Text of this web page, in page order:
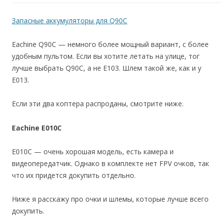
Запасные аккумуляторы для Q90C
Eachine Q90C — немного более мощный вариант, с более
удобным пультом. Если вы хотите летать на улице, тог
лучше выбрать Q90C, а не E103. Шлем такой же, как и у
E013.
Если эти два коптера распроданы, смотрите ниже.
Eachine E010C
E010C — очень хорошая модель, есть камера и
видеопередатчик. Однако в комплекте нет FPV очков, так
что их придется докупить отдельно.
Ниже я расскажу про очки и шлемы, которые лучше всего
докупить.